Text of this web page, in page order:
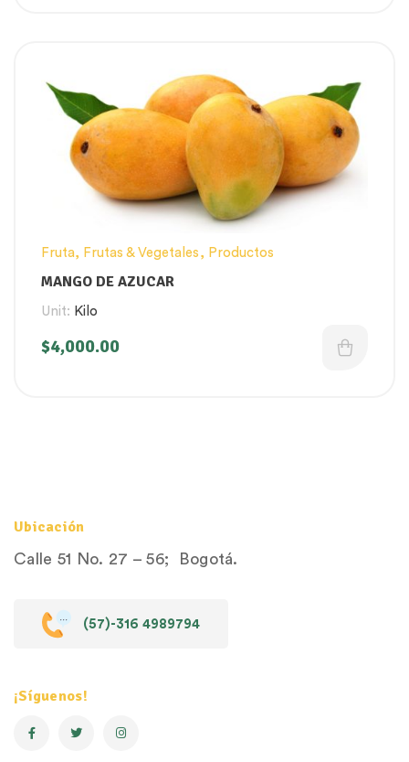
Fruta, Frutas & Vegetales , Productos
MANGO DE AZUCAR
Unit: Kilo
$4,000.00
Ubicación
Calle 51 No. 27 – 56; Bogotá.
(57)-316 4989794
¡Síguenos!